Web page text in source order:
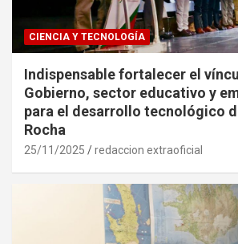
CIENCIA Y TECNOLOGÍA
Indispensable fortalecer el
Gobierno, sector educativo y
para el desarrollo tecnológico
Rocha
25/11/2025 redaccion extraoficial